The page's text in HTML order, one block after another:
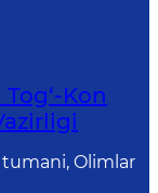
Kon
tumani, Olimlar